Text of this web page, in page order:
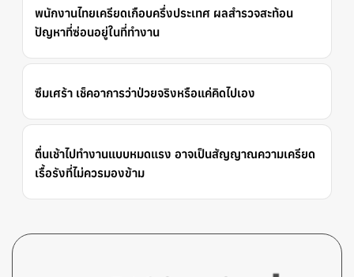
พนักงานไทยเครียดเกือบครึ่งประเทศ ผลสำรวจสะท้อน
ปัญหาที่ซ่อนอยู่ในที่ทำงาน
ซึมเศร้า เช็คอาการว่าป่วยจริงหรือแค่คิดไปเอง
ตื่นเช้าไปทำงานแบบหมดแรง อาจเป็นสัญญาณความเครียด
เรื้อรังที่ไม่ควรมองข้าม